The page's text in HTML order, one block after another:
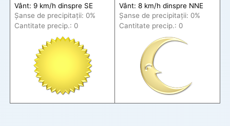
Vânt: 9 km/h dinspre SE
Șanse de precipitații: 0%
Cantitate precip.: 0
Vânt: 8 km/h dinspre NNE
Șanse de precipitații: 0%
Cantitate precip.: 0